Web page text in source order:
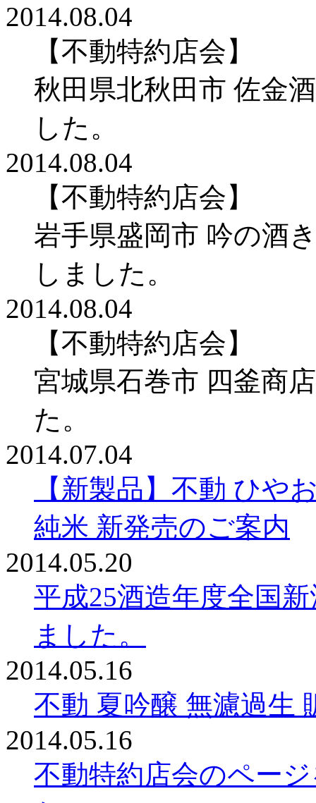
2014.08.04
【不動特約店会】
秋田県北秋田市 佐金
した。
2014.08.04
【不動特約店会】
岩手県盛岡市 吟の酒
しました。
2014.08.04
【不動特約店会】
宮城県石巻市 四釜商
た。
2014.07.04
【新製品】不動 ひや
純米 新発売のご案内
2014.05.20
平成25酒造年度全国
ました。
2014.05.16
不動 夏吟醸 無濾過生
2014.05.16
不動特約店会のペー